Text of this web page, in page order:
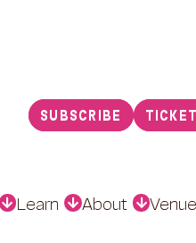
SUBSCRIBE
Learn About